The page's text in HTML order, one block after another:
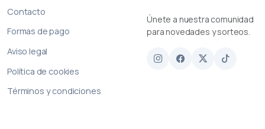
Contacto
Formas de pago
Aviso legal
Política de cookies
Términos y condiciones
Únete a nuestra comunidad
para novedades y sorteos.